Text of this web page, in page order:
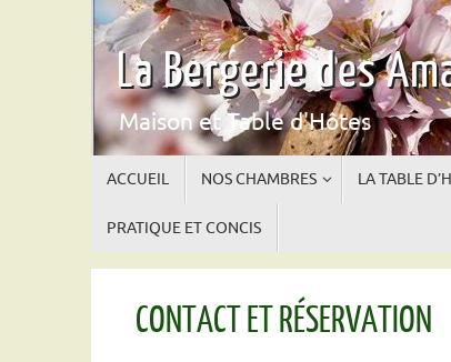
La Bergerie des
Maison et Table d'Hôtes
ACCUEIL NOS CHAMBRES LA TABLE
PRATIQUE ET CONCIS
CONTACT ET RÉSERVATION